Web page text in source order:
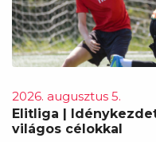
2026. augusztus 5.
Elitliga |
világos célokkal